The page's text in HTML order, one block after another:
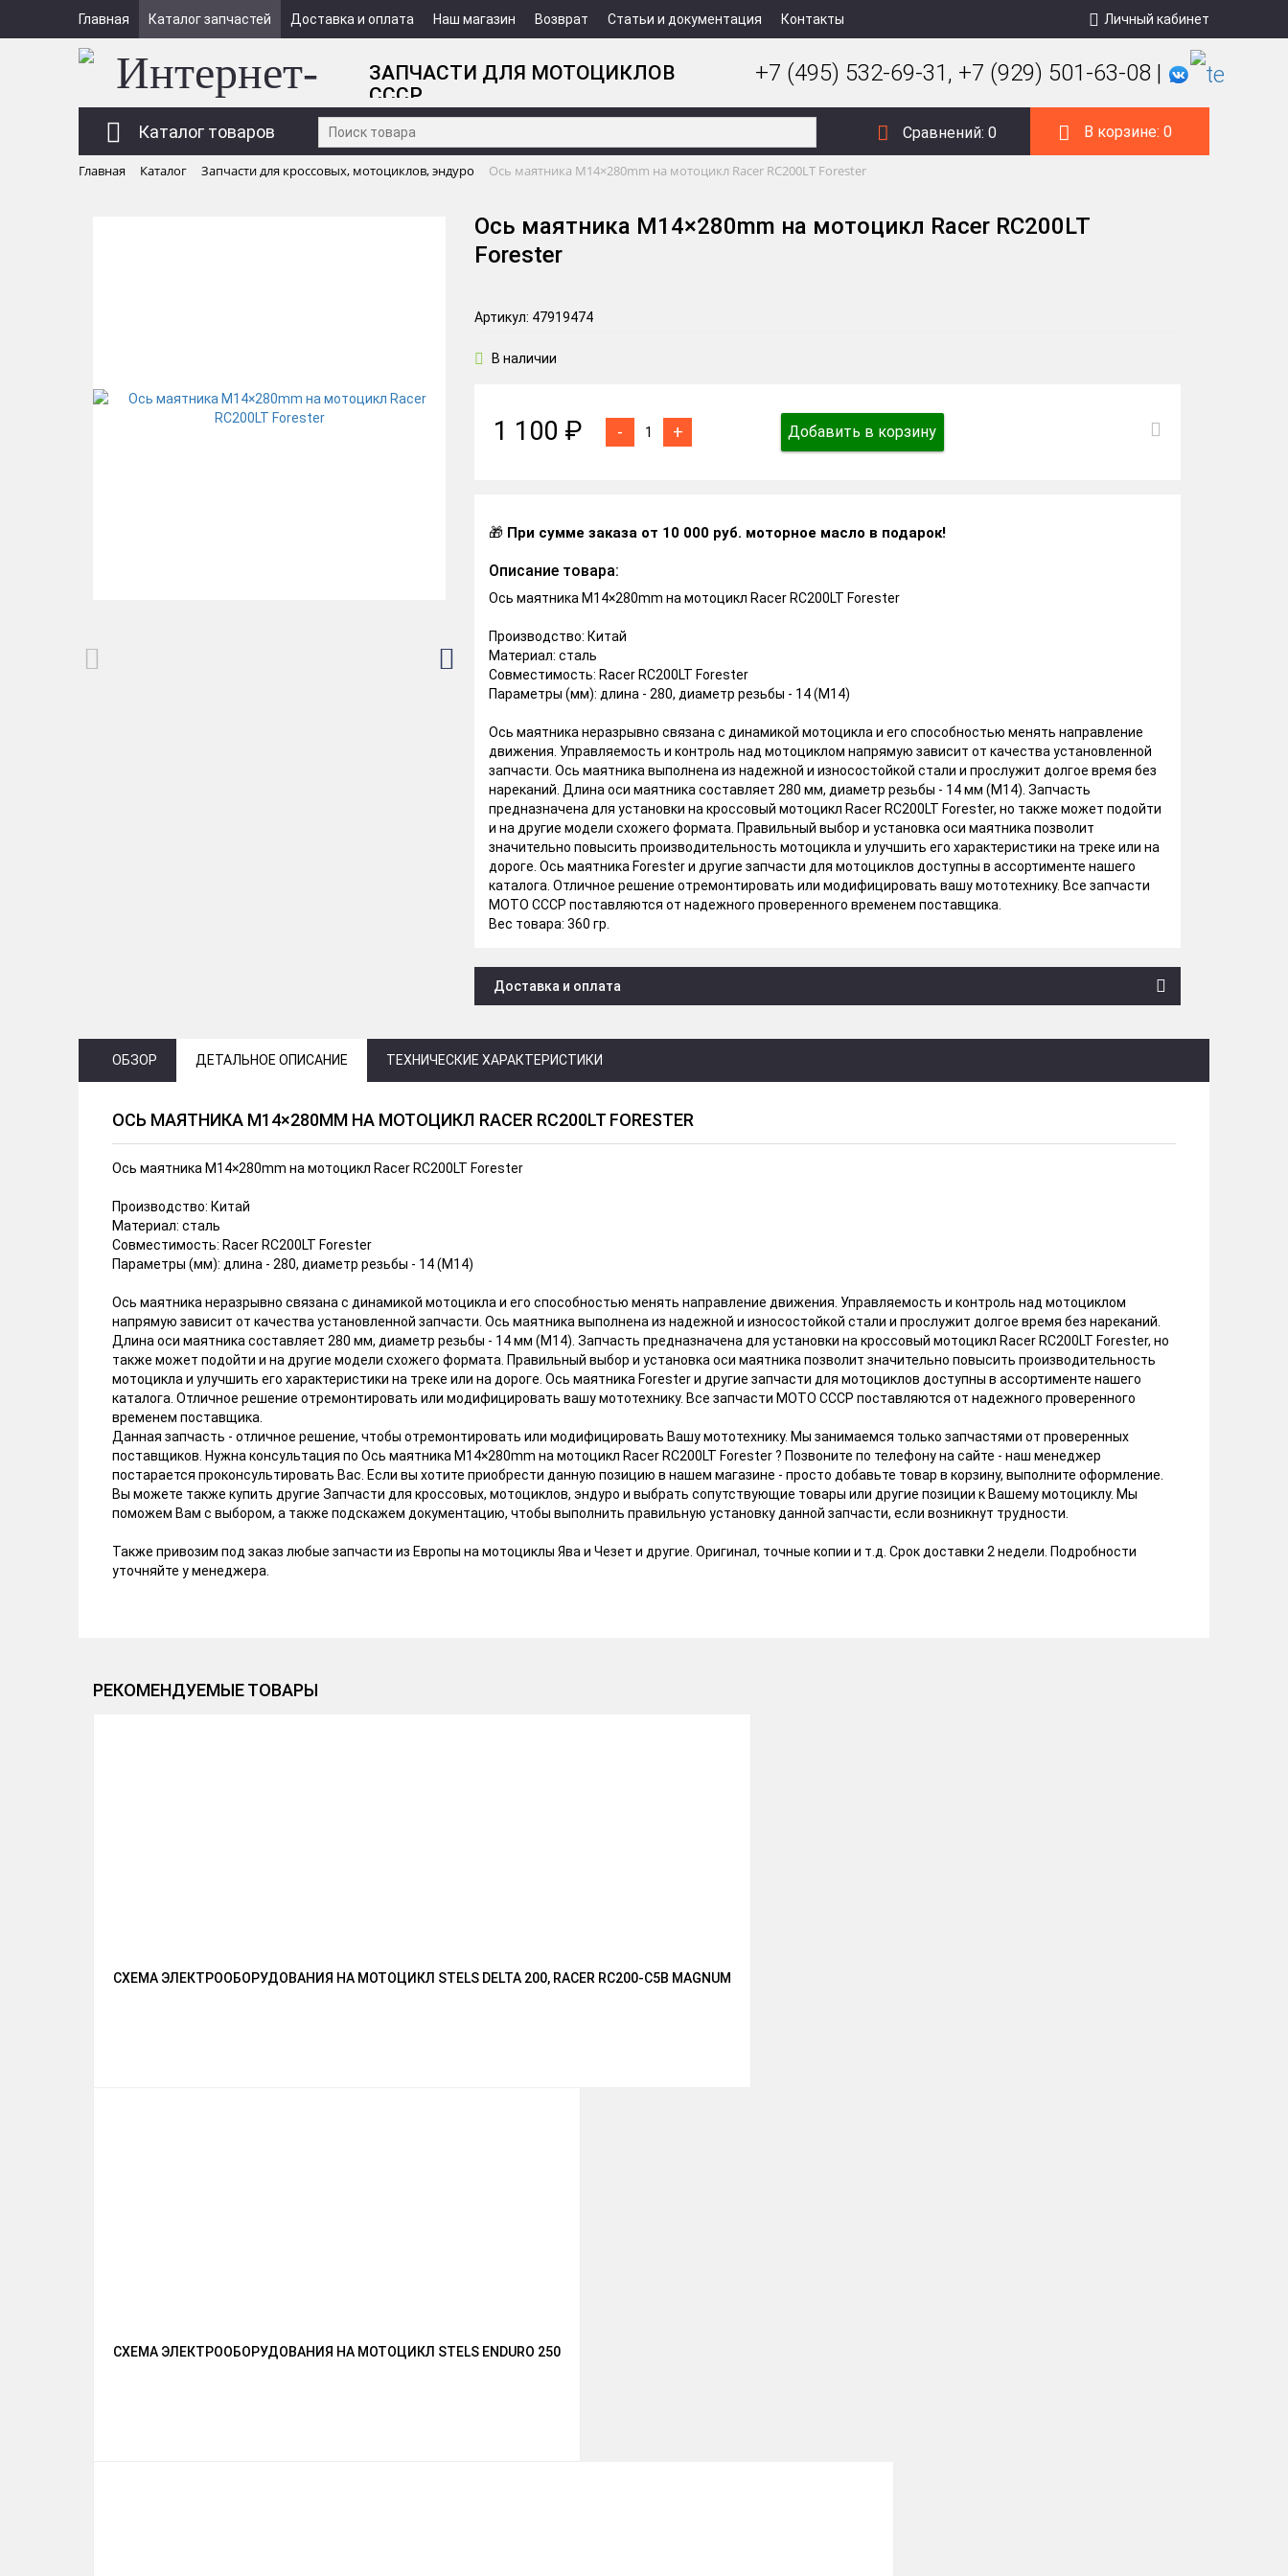
Главная Каталог запчастей Доставка и оплата Наш магазин Возврат Статьи и документация Контакты Личный кабинет
ЗАПЧАСТИ ДЛЯ МОТОЦИКЛОВ
СССР
+7 (495) 532-69-31, +7 (929) 501-63-08 |
Каталог товаров Сравнений: 0 В корзине:0
Главная Каталог Запчасти для кроссовых, мотоциклов, эндуро Ось маятника М14×280mm на мотоцикл Racer RC200LT Forester
Ось маятника М14×280mm на мотоцикл Racer RC200LT
Forester
Артикул: 47919474
В наличии
1 100 ₽ - + Добавить в корзину
🎁 При сумме заказа от 10 000 руб. моторное масло в подарок!
Описание товара:
Ось маятника М14×280mm на мотоцикл Racer RC200LT Forester
Производство: Китай
Материал: сталь
Совместимость: Racer RC200LT Forester
Параметры (мм): длина - 280, диаметр резьбы - 14 (М14)
Ось маятника неразрывно связана с динамикой мотоцикла и его способностью менять направление
движения. Управляемость и контроль над мотоциклом напрямую зависит от качества установленной
запчасти. Ось маятника выполнена из надежной и износостойкой стали и прослужит долгое время без
нареканий. Длина оси маятника составляет 280 мм, диаметр резьбы - 14 мм (М14). Запчасть
предназначена для установки на кроссовый мотоцикл Racer RC200LT Forester, но также может подойти
и на другие модели схожего формата. Правильный выбор и установка оси маятника позволит
значительно повысить производительность мотоцикла и улучшить его характеристики на треке или на
дороге. Ось маятника Forester и другие запчасти для мотоциклов доступны в ассортименте нашего
каталога. Отличное решение отремонтировать или модифицировать вашу мототехнику. Все запчасти
МОТО СССР поставляются от надежного проверенного временем поставщика.
Вес товара: 360 гр.
Доставка и оплата
ОБЗОР ДЕТАЛЬНОЕ ОПИСАНИЕ ТЕХНИЧЕСКИЕ ХАРАКТЕРИСТИКИ
ОСЬ МАЯТНИКА М14×280MM НА МОТОЦИКЛ RACER RC200LT FORESTER
Ось маятника М14×280mm на мотоцикл Racer RC200LT Forester
Производство: Китай
Материал: сталь
Совместимость: Racer RC200LT Forester
Параметры (мм): длина - 280, диаметр резьбы - 14 (М14)
Ось маятника неразрывно связана с динамикой мотоцикла и его способностью менять направление движения. Управляемость и контроль над мотоциклом
напрямую зависит от качества установленной запчасти. Ось маятника выполнена из надежной и износостойкой стали и прослужит долгое время без нареканий.
Длина оси маятника составляет 280 мм, диаметр резьбы - 14 мм (М14). Запчасть предназначена для установки на кроссовый мотоцикл Racer RC200LT Forester, но
также может подойти и на другие модели схожего формата. Правильный выбор и установка оси маятника позволит значительно повысить производительность
мотоцикла и улучшить его характеристики на треке или на дороге. Ось маятника Forester и другие запчасти для мотоциклов доступны в ассортименте нашего
каталога. Отличное решение отремонтировать или модифицировать вашу мототехнику. Все запчасти МОТО СССР поставляются от надежного проверенного
временем поставщика.
Данная запчасть - отличное решение, чтобы отремонтировать или модифицировать Вашу мототехнику. Мы занимаемся только запчастями от проверенных
поставщиков. Нужна консультация по Ось маятника М14×280mm на мотоцикл Racer RC200LT Forester ? Позвоните по телефону на сайте - наш менеджер
постарается проконсультировать Вас. Если вы хотите приобрести данную позицию в нашем магазине - просто добавьте товар в корзину, выполните оформление.
Вы можете также купить другие Запчасти для кроссовых, мотоциклов, эндуро и выбрать сопутствующие товары или другие позиции к Вашему мотоциклу. Мы
поможем Вам с выбором, а также подскажем документацию, чтобы выполнить правильную установку данной запчасти, если возникнут трудности.
Также привозим под заказ любые запчасти из Европы на мотоциклы Ява и Чезет и другие. Оригинал, точные копии и т.д. Срок доставки 2 недели. Подробности
уточняйте у менеджера.
РЕКОМЕНДУЕМЫЕ ТОВАРЫ
СХЕМА ЭЛЕКТРООБОРУДОВАНИЯ НА МОТОЦИКЛ STELS DELTA 200, RACER RC200-C5B MAGNUM
СХЕМА ЭЛЕКТРООБОРУДОВАНИЯ НА МОТОЦИКЛ STELS ENDURO 250